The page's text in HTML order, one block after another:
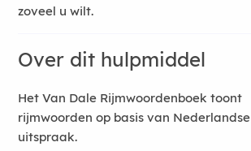
zoveel u wilt.
Over dit hulpmiddel
Het Van Dale Rijmwoordenboek toont
rijmwoorden op basis van Nederlandse
uitspraak.